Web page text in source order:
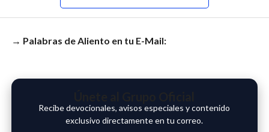
→ Palabras de Aliento en tu E-Mail:
Recibe devocionales, avisos especiales y contenido
exclusivo directamente en tu correo.